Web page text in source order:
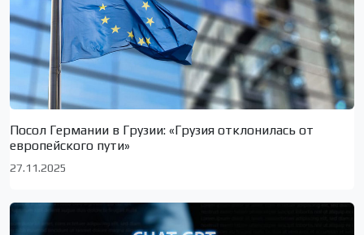
Посол Германии в Грузии: «Грузия отклонилась от
европейского пути»
27.11.2025